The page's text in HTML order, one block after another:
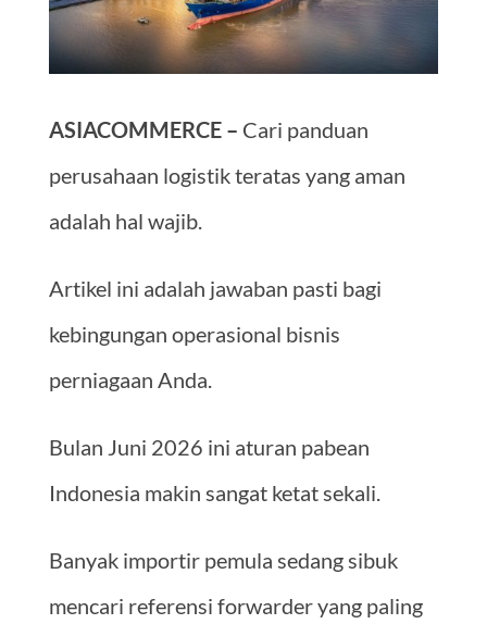
ASIACOMMERCE – Cari panduan
perusahaan logistik teratas yang aman
adalah hal wajib.
Artikel ini adalah jawaban pasti bagi
kebingungan operasional bisnis
perniagaan Anda.
Bulan Juni 2026 ini aturan pabean
Indonesia makin sangat ketat sekali.
Banyak importir pemula sedang sibuk
mencari referensi forwarder yang paling